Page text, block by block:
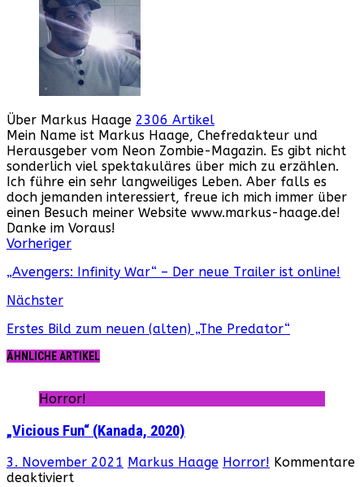
Über Markus Haage 2306 Artikel
Mein Name ist Markus Haage, Chefredakteur und
Herausgeber vom Neon Zombie-Magazin. Es gibt nicht
sonderlich viel spektakuläres über mich zu erzählen.
Ich führe ein sehr langweiliges Leben. Aber falls es
doch jemanden interessiert, freue ich mich immer über
einen Besuch meiner Website www.markus-haage.de!
Danke im Voraus!
Webseite
Facebook
Instagram
YouTube
Vorheriger
„Avengers: Infinity War“ – Der neue Trailer ist online!
Nächster
Erstes Bild zum neuen (alten) „The Predator“
ÄHNLICHE ARTIKEL
Horror!
„Vicious Fun“ (Kanada, 2020)
3. November 2021 Markus Haage Horror! Kommentare
deaktiviertfür